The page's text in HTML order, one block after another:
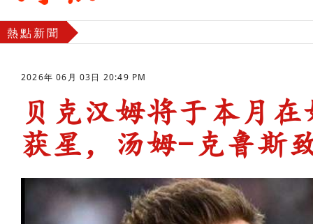
熱點新聞
2026年 06月 03日 20:49 PM
贝克汉姆将于本月
获星，汤姆-克鲁斯